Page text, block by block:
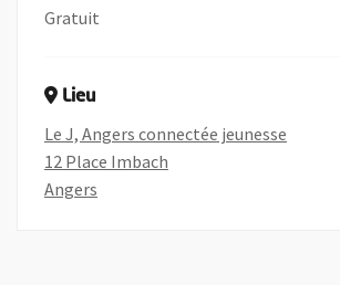
Gratuit
Lieu
Le J, Angers connectée jeunesse
12 Place Imbach
Angers